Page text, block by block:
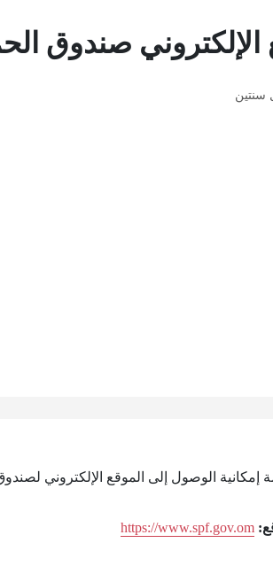
الإلكتروني صندوق
سنتين
إمكانية الوصول إلى الموقع الإلكتروني
https://www.spf.gov.om